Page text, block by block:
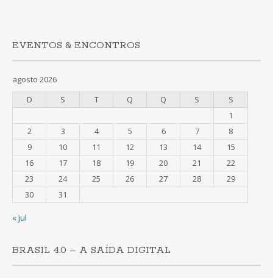
EVENTOS & ENCONTROS
agosto 2026
D
S T Q Q S
S
1
2
3 4 5 6 7
8
9
10 11 12 13 14
15
16
17 18 19 20 21
22
23
24 25 26 27 28
29
30
31
« jul
BRASIL 4.0 – A SAÍDA DIGITAL